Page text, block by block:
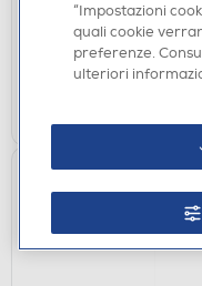
Acquisto online:
Ritiro in negozio in
“Impostazioni
quali cookie
preferenze.
ulteriori